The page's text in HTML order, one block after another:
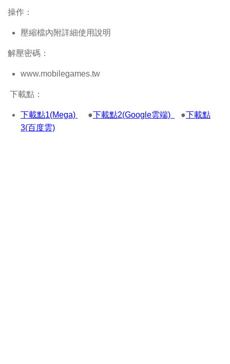
操作：
壓縮檔內附詳細使用說明
解壓密碼：
www.mobilegames.tw
下載點：
下載點1(Mega) ●下載點2(Google雲端) ●下載點
3(百度雲)